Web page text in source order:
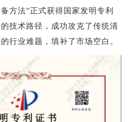
方法”正式获得国家发明专利
技术路径，成功攻克了传统清
行业难题，填补了市场空白。